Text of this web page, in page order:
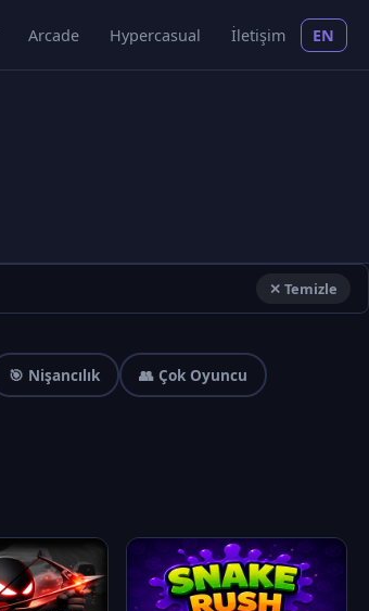
Arcade Hypercasual İletişim EN
✕ Temizle
🎯 Nişancılık 👥 Çok Oyuncu